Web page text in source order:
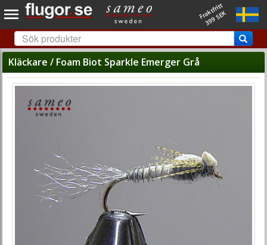
Fraktfritt
399 SEK
Kläckare / Foam Biot Sparkle Emerger Grå